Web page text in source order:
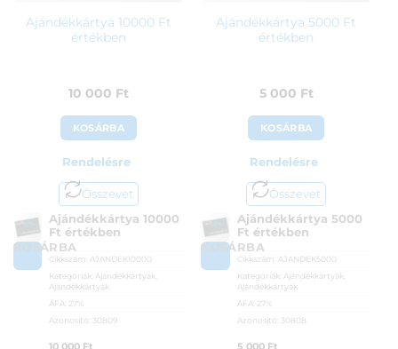
Ajándékkártya 10000 Ft
értékben
10 000 Ft
KOSÁRBA
Rendelésre
Összevet
KOSÁRBA
Ajándékkártya 10000
Ft értékben
Cikkszám: AJANDEK10000
Kategóriák: Ajándékkártyák
Ajándékkártyák
ÁFA:
27%
Azonosító:
30809
10 000 Ft
Ajándékkártya 5000 Ft
értékben
5 000 Ft
KOSÁRBA
Rendelésre
Összevet
KOSÁRBA
Ajándékkártya 5000
Ft értékben
Cikkszám: AJANDEK5000
Kategóriák: Ajándékkártyák
Ajándékkártyák
ÁFA:
27%
Azonosító:
30808
5 000 Ft